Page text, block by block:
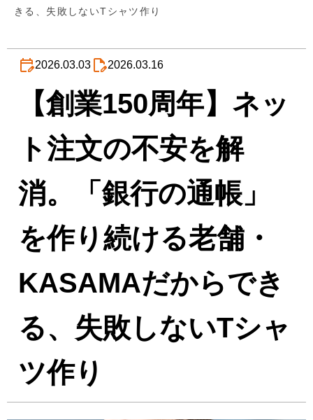
きる、失敗しないTシャツ作り
2026.03.03 2026.03.16
【創業150周年】ネッ
ト注文の不安を解
消。「銀行の通帳」
を作り続ける老舗・
KASAMAだからでき
る、失敗しないTシャ
ツ作り